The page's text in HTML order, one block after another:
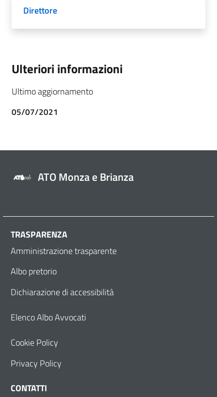
Direttore
Ulteriori informazioni
Ultimo aggiornamento
05/07/2021
ATO Monza e Brianza
TRASPARENZA
Amministrazione trasparente
Albo pretorio
Dichiarazione di accessibilità
Elenco Albo Avvocati
Cookie Policy
Privacy Policy
CONTATTI